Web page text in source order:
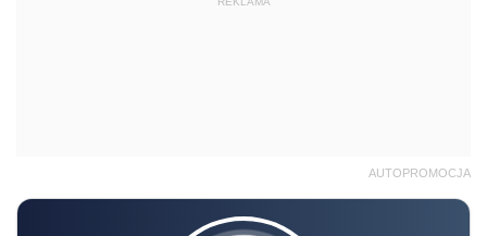
AUTOPROMOCJA